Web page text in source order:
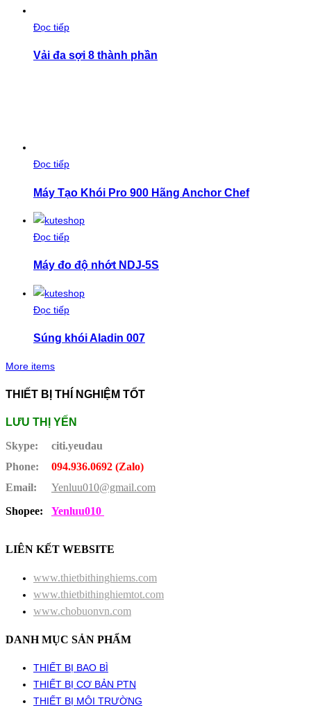
Đọc tiếp
Vải đa sợi 8 thành phần
Đọc tiếp
Máy Tạo Khói Pro 900 Hãng Anchor Chef
Đọc tiếp
Máy đo độ nhớt NDJ-5S
Đọc tiếp
Súng khói Aladin 007
More items
THIẾT BỊ THÍ NGHIỆM TỐT
LƯU THỊ YẾN
Skype:
citi.yeudau
Phone:
094.936.0692 (Zalo)
Email:
Yenluu010@gmail.com
Shopee:
Yenluu010
LIÊN KẾT WEBSITE
www.thietbithinghiems.com
www.thietbithinghiemtot.com
www.chobuonvn.com
DANH MỤC SẢN PHẨM
THIẾT BỊ BAO BÌ
THIẾT BỊ CƠ BẢN PTN
THIẾT BỊ MÔI TRƯỜNG